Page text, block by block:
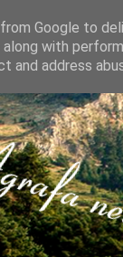
Google to
along with
and address